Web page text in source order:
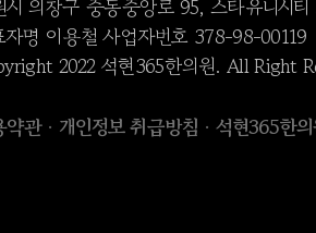
시 의창구 중동중앙로 95, 스타유니시
자명 이용철 사업자번호 378-98-00119
2022 석현365한의원. All Right
약관· 개인정보 취급방침 · 석현365한